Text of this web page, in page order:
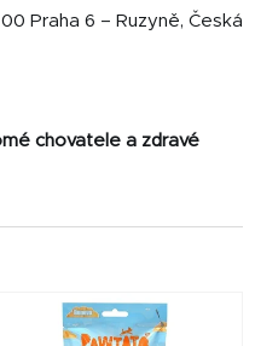
Praha 6 – Ruzyně, Česká
chovatele a zdravé